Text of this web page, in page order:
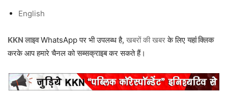
English
KKN लाइवWhatsApp पर भी उपलब्ध है, खबरों की खबरके लिए यहां क्लिक
करके आप हमारे चैनल कोसब्सक्राइबकर सकते हैं।